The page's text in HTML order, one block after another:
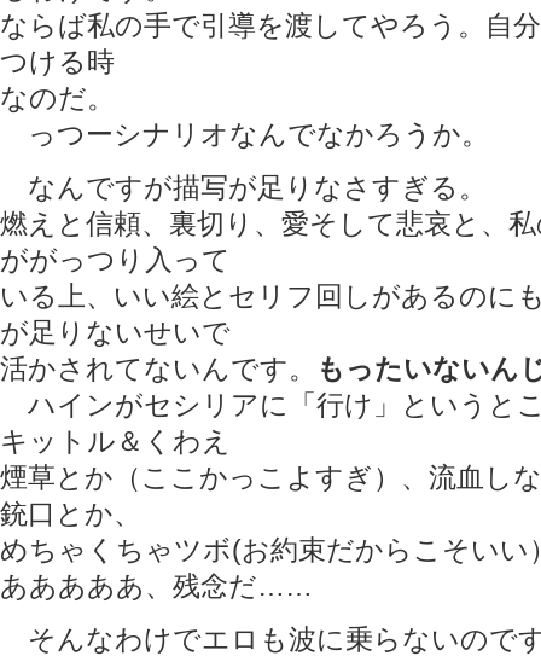
ならば私の手で引導を渡してやろう。自
つける時
なのだ。
っつーシナリオなんでなかろうか。
なんですが描写が足りなさすぎる。
燃えと信頼、裏切り、愛そして悲哀と、
ががっつり入って
いる上、いい絵とセリフ回しがあるのに
が足りないせいで
活かされてないんです。
もったいないん
ハインがセシリアに「行け」というと
キットル＆くわえ
煙草とか（ここかっこよすぎ）、流血し
銃口とか、
めちゃくちゃツボ(お約束だからこそいい
あああああ、残念だ……
そんなわけでエロも波に乗らないので